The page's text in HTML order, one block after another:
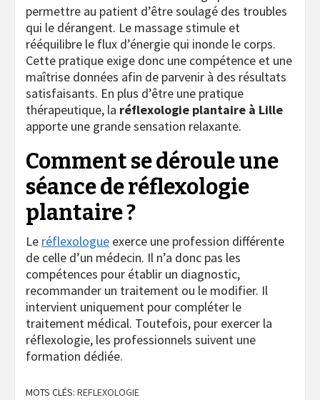
permettre au patient d’être soulagé des troubles
qui le dérangent. Le massage stimule et
rééquilibre le flux d’énergie qui inonde le corps.
Cette pratique exige donc une compétence et une
maîtrise données afin de parvenir à des résultats
satisfaisants. En plus d’être une pratique
thérapeutique, la réflexologie plantaire à Lille
apporte une grande sensation relaxante.
Comment se déroule une
séance de réflexologie
plantaire ?
Le réflexologue exerce une profession différente
de celle d’un médecin. Il n’a donc pas les
compétences pour établir un diagnostic,
recommander un traitement ou le modifier. Il
intervient uniquement pour compléter le
traitement médical. Toutefois, pour exercer la
réflexologie, les professionnels suivent une
formation dédiée.
MOTS CLÉS: REFLEXOLOGIE